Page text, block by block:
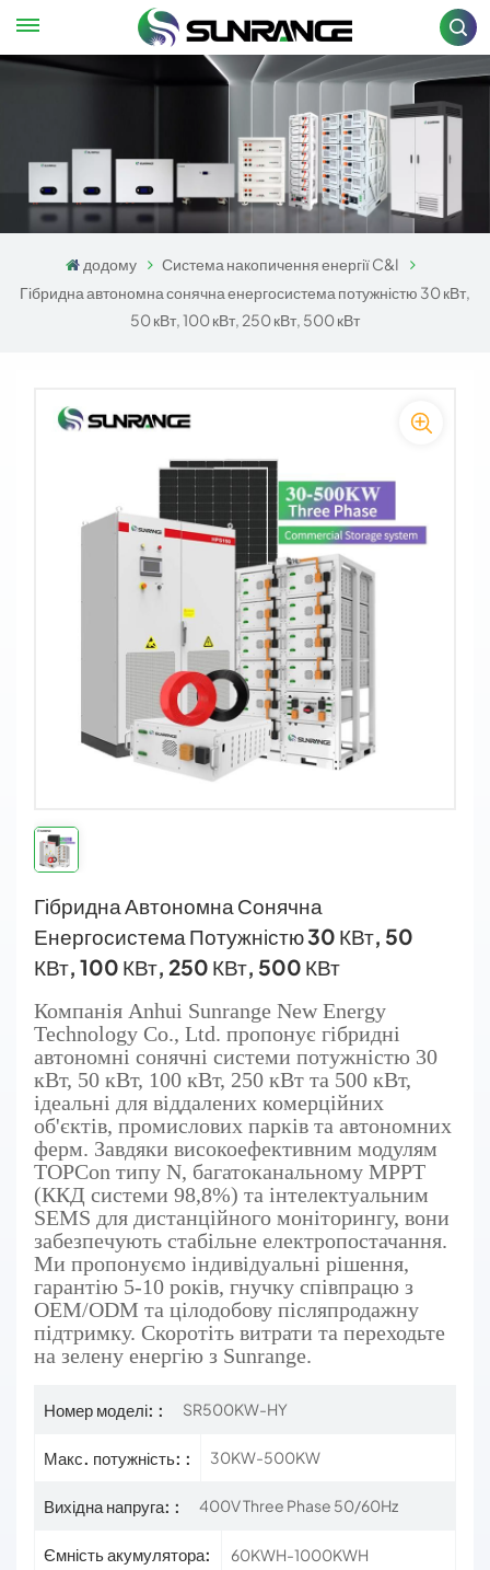
додому
Система накопичення енергії C&I
Гібридна автономна сонячна енергосистема потужністю 30 кВт,
50 кВт, 100 кВт, 250 кВт, 500 кВт
Гібридна Автономна Сонячна
Енергосистема Потужністю 30 КВт, 50
КВт, 100 КВт, 250 КВт, 500 КВт
Компанія Anhui Sunrange New Energy
Technology Co., Ltd. пропонує гібридні
автономні сонячні системи потужністю 30
кВт, 50 кВт, 100 кВт, 250 кВт та 500 кВт,
ідеальні для віддалених комерційних
об'єктів, промислових парків та автономних
ферм. Завдяки високоефективним модулям
TOPCon типу N, багатоканальному MPPT
(ККД системи 98,8%) та інтелектуальним
SEMS для дистанційного моніторингу, вони
забезпечують стабільне електропостачання.
Ми пропонуємо індивідуальні рішення,
гарантію 5-10 років, гнучку співпрацю з
OEM/ODM та цілодобову післяпродажну
підтримку. Скоротіть витрати та переходьте
на зелену енергію з Sunrange.
Номер моделі: : SR500KW-HY
Макс. потужність: : 30KW-500KW
Вихідна напруга: : 400V Three Phase 50/60Hz
Ємність акумулятора:
60KWH-1000KWH